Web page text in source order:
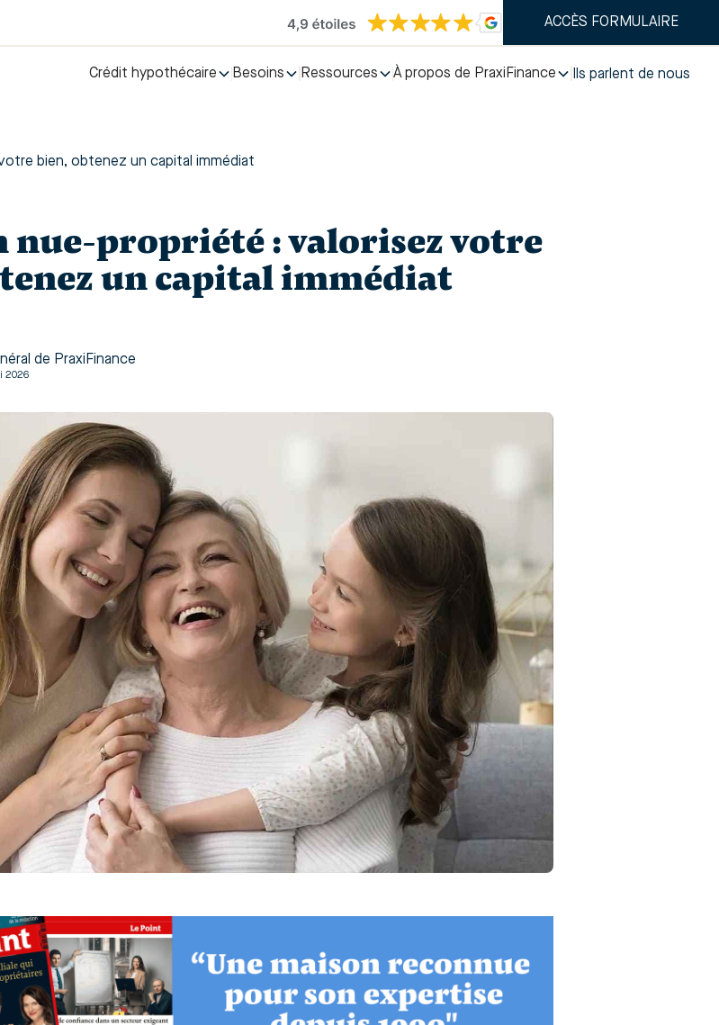
ACCÈS FORMULAIRE
Crédit hypothécaire Besoins Ressources À propos de PraxiFinance Ils parlent de nous
bien, obtenez un capital immédiat
nue‑propriété : valorisez votre
un capital immédiat
de PraxiFinance
2026